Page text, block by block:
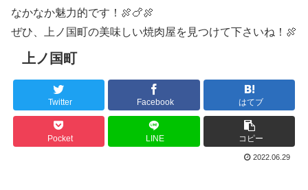
なかなか魅力的です！🍖🍗🍖
ぜひ、上ノ国町の美味しい焼肉屋を見つけて下さいね！🍖
上ノ国町
Twitter Facebook はてブ
Pocket LINE コピー
2022.06.29